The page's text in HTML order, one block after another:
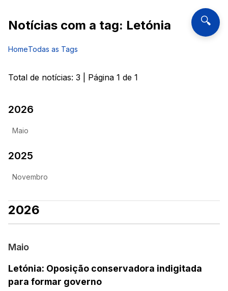
🔍
Notícias com a tag: Letónia
HomeTodas as Tags
Total de notícias: 3 | Página 1 de 1
2026
Maio
2025
Novembro
2026
Maio
Letónia: Oposição conservadora indigitada
para formar governo